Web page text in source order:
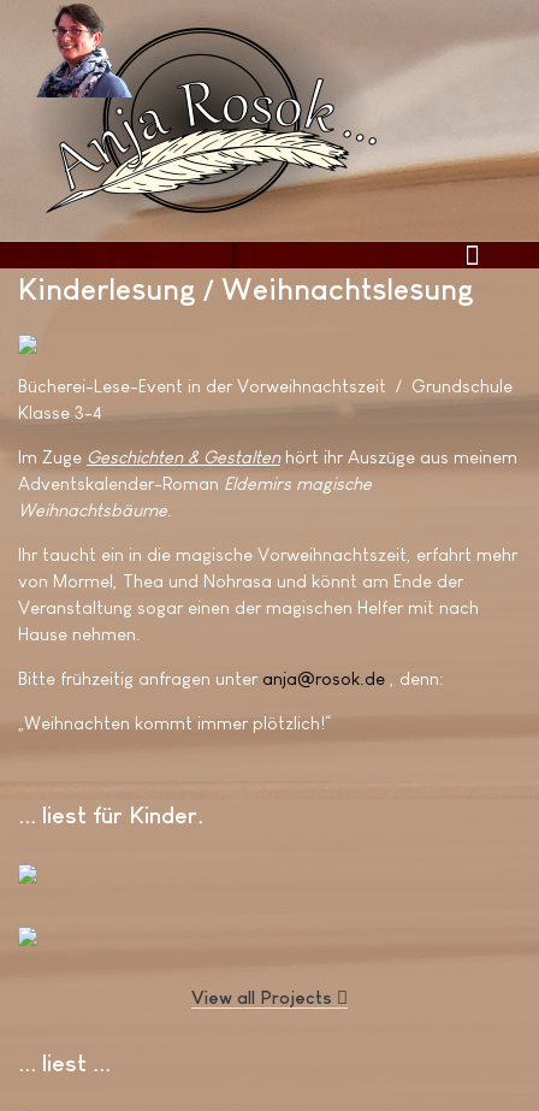
Kinderlesung / Weihnachtslesung
Bücherei-Lese-Event in der Vorweihnachtszeit / Grundschule
Klasse 3-4
Im Zuge Geschichten & Gestaltenhört ihr Auszüge aus meinem
Adventskalender-Roman Eldemirs magische
Weihnachtsbäume
Ihr taucht ein in die magische Vorweihnachtszeit, erfahrt mehr
von Mormel, Thea und Nohrasa und könnt am Ende der
Veranstaltung sogar einen der magischen Helfer mit nach
Hause nehmen.
Bitte frühzeitig anfragen unter anja@rosok.de , denn:
„Weihnachten kommt immer plötzlich!“
... liest für Kinder
View all Projects
... liest ..